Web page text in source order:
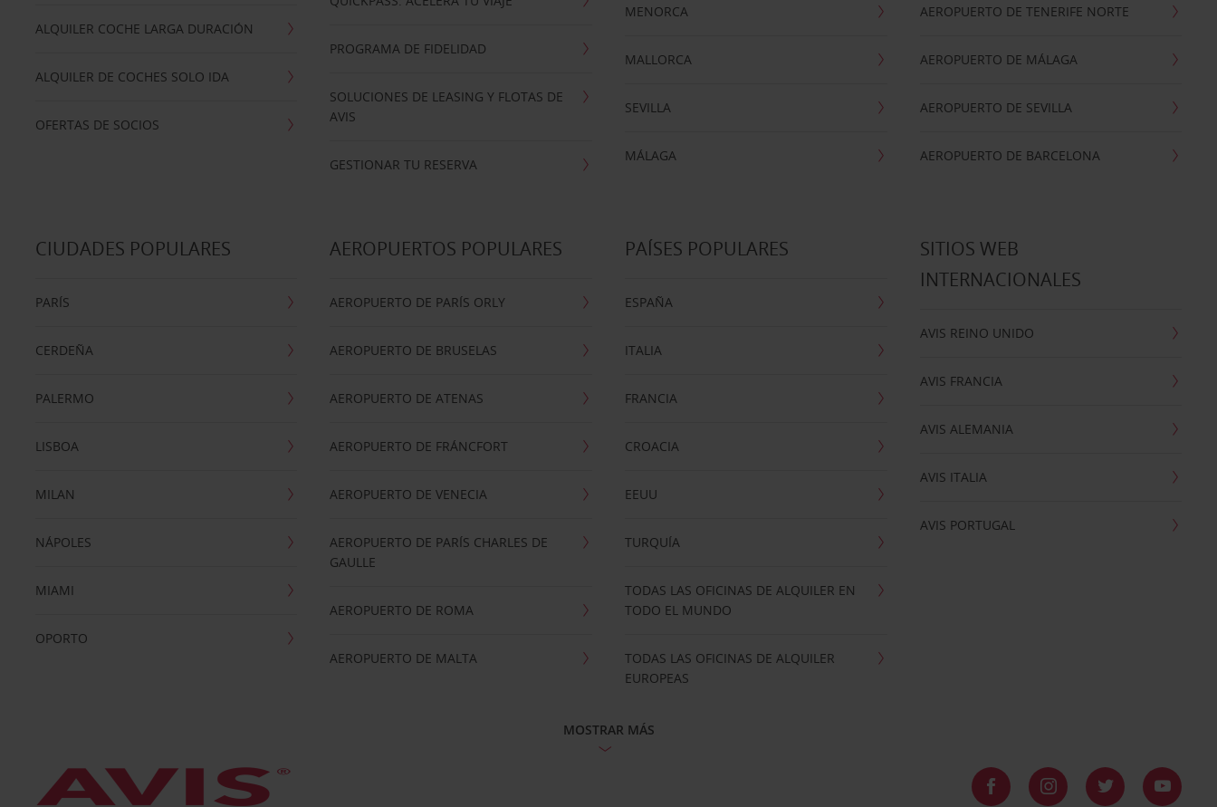
ALQUILER COCHE LARGA DURACIÓN
ALQUILER DE COCHES SOLO IDA
OFERTAS DE SOCIOS
PROGRAMA DE FIDELIDAD
SOLUCIONES DE LEASING Y FLOTAS DE
AVIS
GESTIONAR TU RESERVA
MENORCA
MALLORCA
SEVILLA
MÁLAGA
AEROPUERTO DE TENERIFE NORTE
AEROPUERTO DE MÁLAGA
AEROPUERTO DE SEVILLA
AEROPUERTO DE BARCELONA
CIUDADES POPULARES
PARÍS
CERDEÑA
PALERMO
LISBOA
MILAN
NÁPOLES
MIAMI
OPORTO
AEROPUERTOS POPULARES
AEROPUERTO DE PARÍS ORLY
AEROPUERTO DE BRUSELAS
AEROPUERTO DE ATENAS
AEROPUERTO DE FRÁNCFORT
AEROPUERTO DE VENECIA
AEROPUERTO DE PARÍS CHARLES DE
GAULLE
AEROPUERTO DE ROMA
AEROPUERTO DE MALTA
PAÍSES POPULARES
ESPAÑA
ITALIA
FRANCIA
CROACIA
EEUU
TURQUÍA
TODAS LAS OFICINAS DE ALQUILER EN
TODO EL MUNDO
TODAS LAS OFICINAS DE ALQUILER
EUROPEAS
SITIOS WEB
INTERNACIONALES
AVIS REINO UNIDO
AVIS FRANCIA
AVIS ALEMANIA
AVIS ITALIA
AVIS PORTUGAL
MOSTRAR MÁS